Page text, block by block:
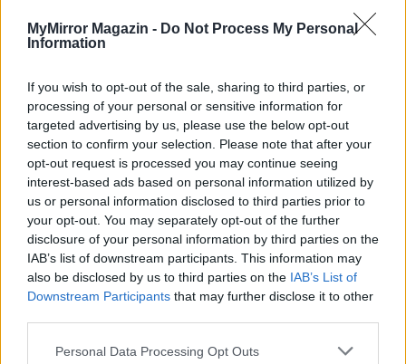
MyMirror Magazin - Do Not Process My Personal
Information
If you wish to opt-out of the sale, sharing to third parties, or
processing of your personal or sensitive information for
targeted advertising by us, please use the below opt-out
section to confirm your selection. Please note that after your
opt-out request is processed you may continue seeing
interest-based ads based on personal information utilized by
us or personal information disclosed to third parties prior to
your opt-out. You may separately opt-out of the further
disclosure of your personal information by third parties on the
IAB’s list of downstream participants. This information may
also be disclosed by us to third parties on the IAB’s List of
Downstream Participants that may further disclose it to other
Personal Data Processing Opt Outs
Szent Genovéva, a túlélő Franciaország
Minka 12. rész
Minka 11. rész
T. szereti a fiatal lányokat 14. rész